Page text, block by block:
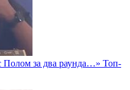
Полом за два раунда…» Топ-